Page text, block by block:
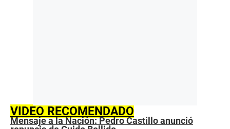
VIDEO RECOMENDADO
Mensaje a la Nación: Pedro Castillo anunció